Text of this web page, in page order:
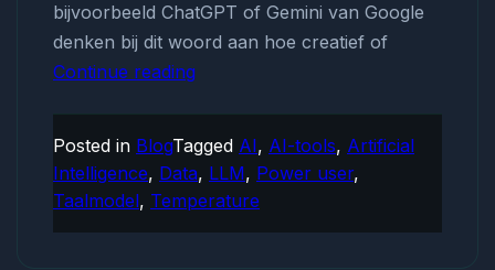
bijvoorbeeld ChatGPT of Gemini van Google
denken bij dit woord aan hoe creatief of
Continue reading
of
stug
Posted in BlogTagged AI, AI-tools, Artificial
Intelligence, Data, LLM, Power user,
Taalmodel, Temperature